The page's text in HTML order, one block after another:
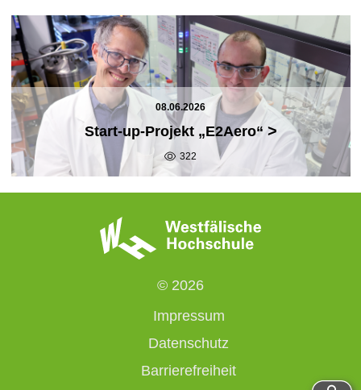
08.06.2026
Start-up-Projekt „E2Aero“ >
322
© 2026
Impressum
Datenschutz
Barrierefreiheit